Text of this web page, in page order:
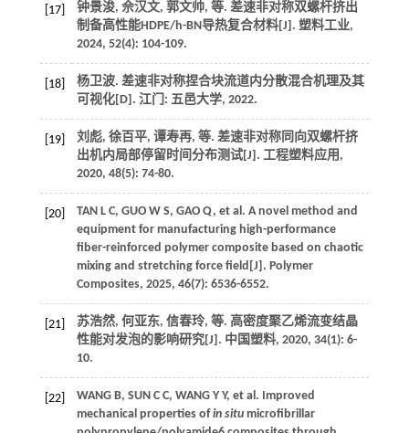
[17] 钟景浚, 佘汉文, 郭文帅, 等. 差速非对称双螺杆挤出
制备高性能HDPE/h-BN导热复合材料[J]. 塑料工业,
2024, 52(4): 104-109.
[18]
杨卫波. 差速非对称捏合块流道内分散混合机理及其
可视化[D]. 江门: 五邑大学, 2022.
[19] 刘彪, 徐百平, 谭寿再, 等. 差速非对称同向双螺杆挤
出机内局部停留时间分布测试[J]. 工程塑料应用 ,
2020, 48(5): 74-80.
[20] TAN L C, GUO W S, GAO Q, et al. A novel method and
equipment for manufacturing high-performance
fiber-reinforced polymer composite based on chaotic
mixing and stretching force field[J]. Polymer
Composites, 2025, 46(7): 6536-6552.
[21] 苏浩然, 何亚东, 信春玲, 等. 高密度聚乙烯流变结晶
性能对发泡的影响研究[J]. 中国塑料, 2020, 34(1): 6-
10.
[22] WANG B, SUN C C, WANG Y Y, et al. Improved
mechanical properties ofin situmicrofibrillar